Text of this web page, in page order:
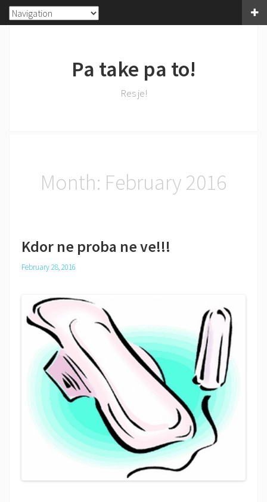
Pa take pa to!
Res je!
Month: February 2016
Kdor ne proba ne ve!!!
February 28, 2016